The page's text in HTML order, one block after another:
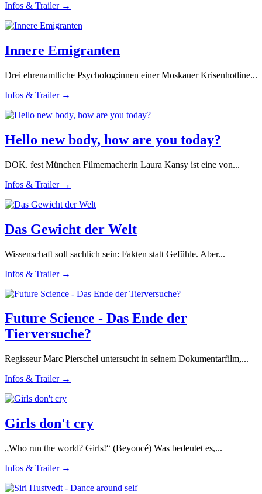
Infos & Trailer →
Innere Emigranten
Drei ehrenamtliche Psycholog:innen einer Moskauer Krisenhotline...
Infos & Trailer →
Hello new body, how are you today?
DOK. fest München Filmemacherin Laura Kansy ist eine von...
Infos & Trailer →
Das Gewicht der Welt
Wissenschaft soll sachlich sein: Fakten statt Gefühle. Aber...
Infos & Trailer →
Future Science - Das Ende der
Tierversuche?
Regisseur Marc Pierschel untersucht in seinem Dokumentarfilm,...
Infos & Trailer →
Girls don't cry
„Who run the world? Girls!“ (Beyoncé) Was bedeutet es,...
Infos & Trailer →